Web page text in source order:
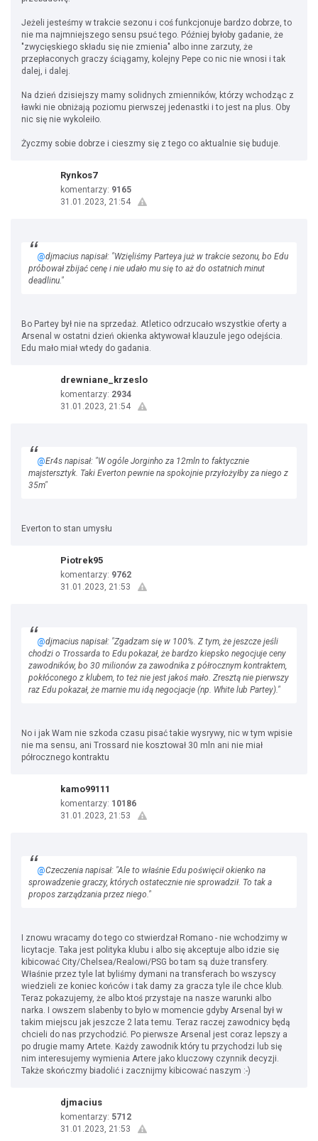
Jeżeli jesteśmy w trakcie sezonu i coś funkcjonuje bardzo dobrze, to
nie ma najmniejszego sensu psuć tego. Później byłoby gadanie, że
"zwycięskiego składu się nie zmienia" albo inne zarzuty, że
przepłaconych graczy ściągamy, kolejny Pepe co nic nie wnosi i tak
dalej, i dalej.
Na dzień dzisiejszy mamy solidnych zmienników, którzy wchodząc z
ławki nie obniżają poziomu pierwszej jedenastki i to jest na plus. Oby
nic się nie wykoleiło.
Życzmy sobie dobrze i cieszmy się z tego co aktualnie się buduje.
Rynkos7
komentarzy: 9165
31.01.2023, 21:54
@djmacius napisał: "Wzięliśmy Parteya już w trakcie sezonu, bo Edu
próbował zbijać cenę i nie udało mu się to aż do ostatnich minut
deadlinu."
Bo Partey był nie na sprzedaż. Atletico odrzucało wszystkie oferty a
Arsenal w ostatni dzień okienka aktywował klauzule jego odejścia.
Edu mało miał wtedy do gadania.
drewniane_krzeslo
komentarzy: 2934
31.01.2023, 21:54
@Er4s napisał: "W ogóle Jorginho za 12mln to faktycznie
majstersztyk. Taki Everton pewnie na spokojnie przyłożyłby za niego z
35m"
Everton to stan umysłu
Piotrek95
komentarzy: 9762
31.01.2023, 21:53
@djmacius napisał: "Zgadzam się w 100%. Z tym, że jeszcze jeśli
chodzi o Trossarda to Edu pokazał, że bardzo kiepsko negocjuje ceny
zawodników, bo 30 milionów za zawodnika z półrocznym kontraktem,
pokłóconego z klubem, to też nie jest jakoś mało. Zresztą nie pierwszy
raz Edu pokazał, że marnie mu idą negocjacje (np. White lub Partey)."
No i jak Wam nie szkoda czasu pisać takie wysrywy, nic w tym wpisie
nie ma sensu, ani Trossard nie kosztował 30 mln ani nie miał
półrocznego kontraktu
kamo99111
komentarzy: 10186
31.01.2023, 21:53
@Czeczenia napisał: "Ale to właśnie Edu poświęcił okienko na
sprowadzenie graczy, których ostatecznie nie sprowadził. To tak a
propos zarządzania przez niego."
I znowu wracamy do tego co stwierdzał Romano - nie wchodzimy w
licytacje. Taka jest polityka klubu i albo się akceptuje albo idzie się
kibicować City/Chelsea/Realowi/PSG bo tam są duże transfery.
Właśnie przez tyle lat byliśmy dymani na transferach bo wszyscy
wiedzieli ze koniec końców i tak damy za gracza tyle ile chce klub.
Teraz pokazujemy, że albo ktoś przystaje na nasze warunki albo
narka. I owszem slabenby to było w momencie gdyby Arsenal był w
takim miejscu jak jeszcze 2 lata temu. Teraz raczej zawodnicy będą
chcieli do nas przychodzić. Po pierwsze Arsenal jest coraz lepszy a
po drugie mamy Artete. Każdy zawodnik który tu przychodzi lub się
nim interesujemy wymienia Artere jako kluczowy czynnik decyzji.
Także skończmy biadolić i zacznijmy kibicować naszym :-)
djmacius
komentarzy: 5712
31.01.2023, 21:53